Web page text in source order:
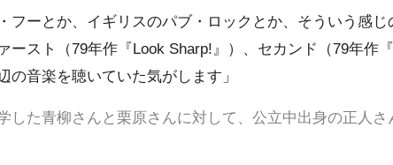
フーとか、イギリスのパブ・ロックとか、そういう感
ースト（79年作『Look Sharp!』）、セカンド（79年作
の音楽を聴いていた気がします」
た青柳さんと栗原さんに対して、公立中出身の正人さ